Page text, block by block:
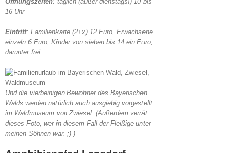
16 Uhr
Eintritt: Familienkarte (2+x) 12 Euro, Erwachsene
einzeln 6 Euro, Kinder von sieben bis 14 ein Euro,
darunter frei.
Und die vierbeinigen Bewohner des Bayerischen
Walds werden natürlich auch ausgiebig vorgestellt
im Waldmuseum von Zwiesel. (Außerdem verrät
dieses Foto, wer in diesem Fall der Fleißige unter
meinen Söhnen war. ;) )